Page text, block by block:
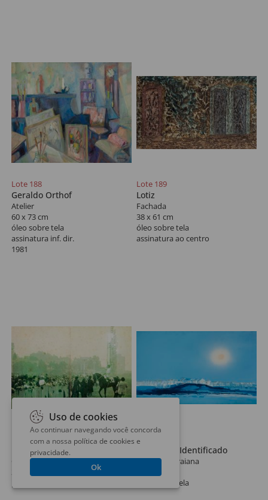
Lote 188
Geraldo Orthof
Atelier
60 x 73 cm
óleo sobre tela
assinatura inf. dir.
1981
Lote 189
Lotiz
Fachada
38 x 61 cm
óleo sobre tela
assinatura ao centro
Lote 190
Dams
Grande Prêmio de São Paulo
28 x 40 cm
Lote 191
Autor Não Identificado
Paisagem Praiana
61 x 100 cm
óleo sobre tela
Uso de cookies
Ao continuar navegando você concorda
com a nossa política de cookies e
privacidade.
Ok